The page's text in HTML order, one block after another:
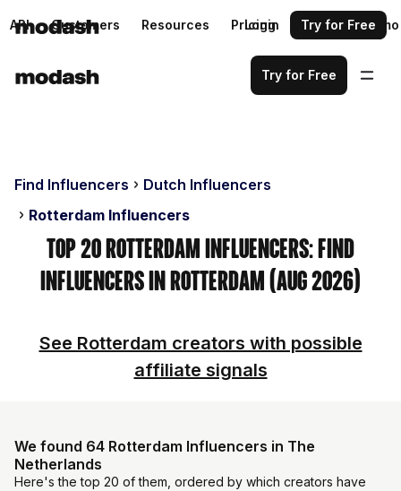
API Customers Resources Pricing Request a demo
Login Try for Free
Try for Free
Find Influencers
Dutch Influencers
Rotterdam Influencers
Top 20 Rotterdam Influencers: Find
Influencers in Rotterdam (Aug 2026)
See Rotterdam creators with possible
affiliate signals
We found 64 Rotterdam Influencers in The
Netherlands
Here's the top 20 of them, ordered by which creators have